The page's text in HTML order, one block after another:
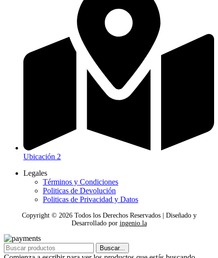
Ubicación 2
Legales
Términos y Condiciones
Politicas de Devolución
Politicas de Privacidad y Datos
Copyright © 2026Todos los Derechos Reservados | Diseñado y
Desarrollado por ingenio.la
Buscar...